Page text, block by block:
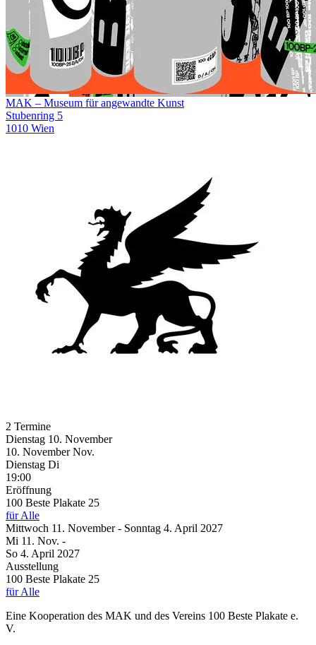
MAK – Museum für angewandte Kunst
Stubenring 5
1010 Wien
2 Termine
Dienstag 10. November
10. November Nov.
Dienstag Di
19:00
Eröffnung
100 Beste Plakate 25
für Alle
Mittwoch 11. November- Sonntag 4. April 2027
Mi 11. Nov. -
So 4. April 2027
Ausstellung
100 Beste Plakate 25
für Alle
Eine Kooperation des MAK und des Vereins 100 Beste Plakate e.
V.